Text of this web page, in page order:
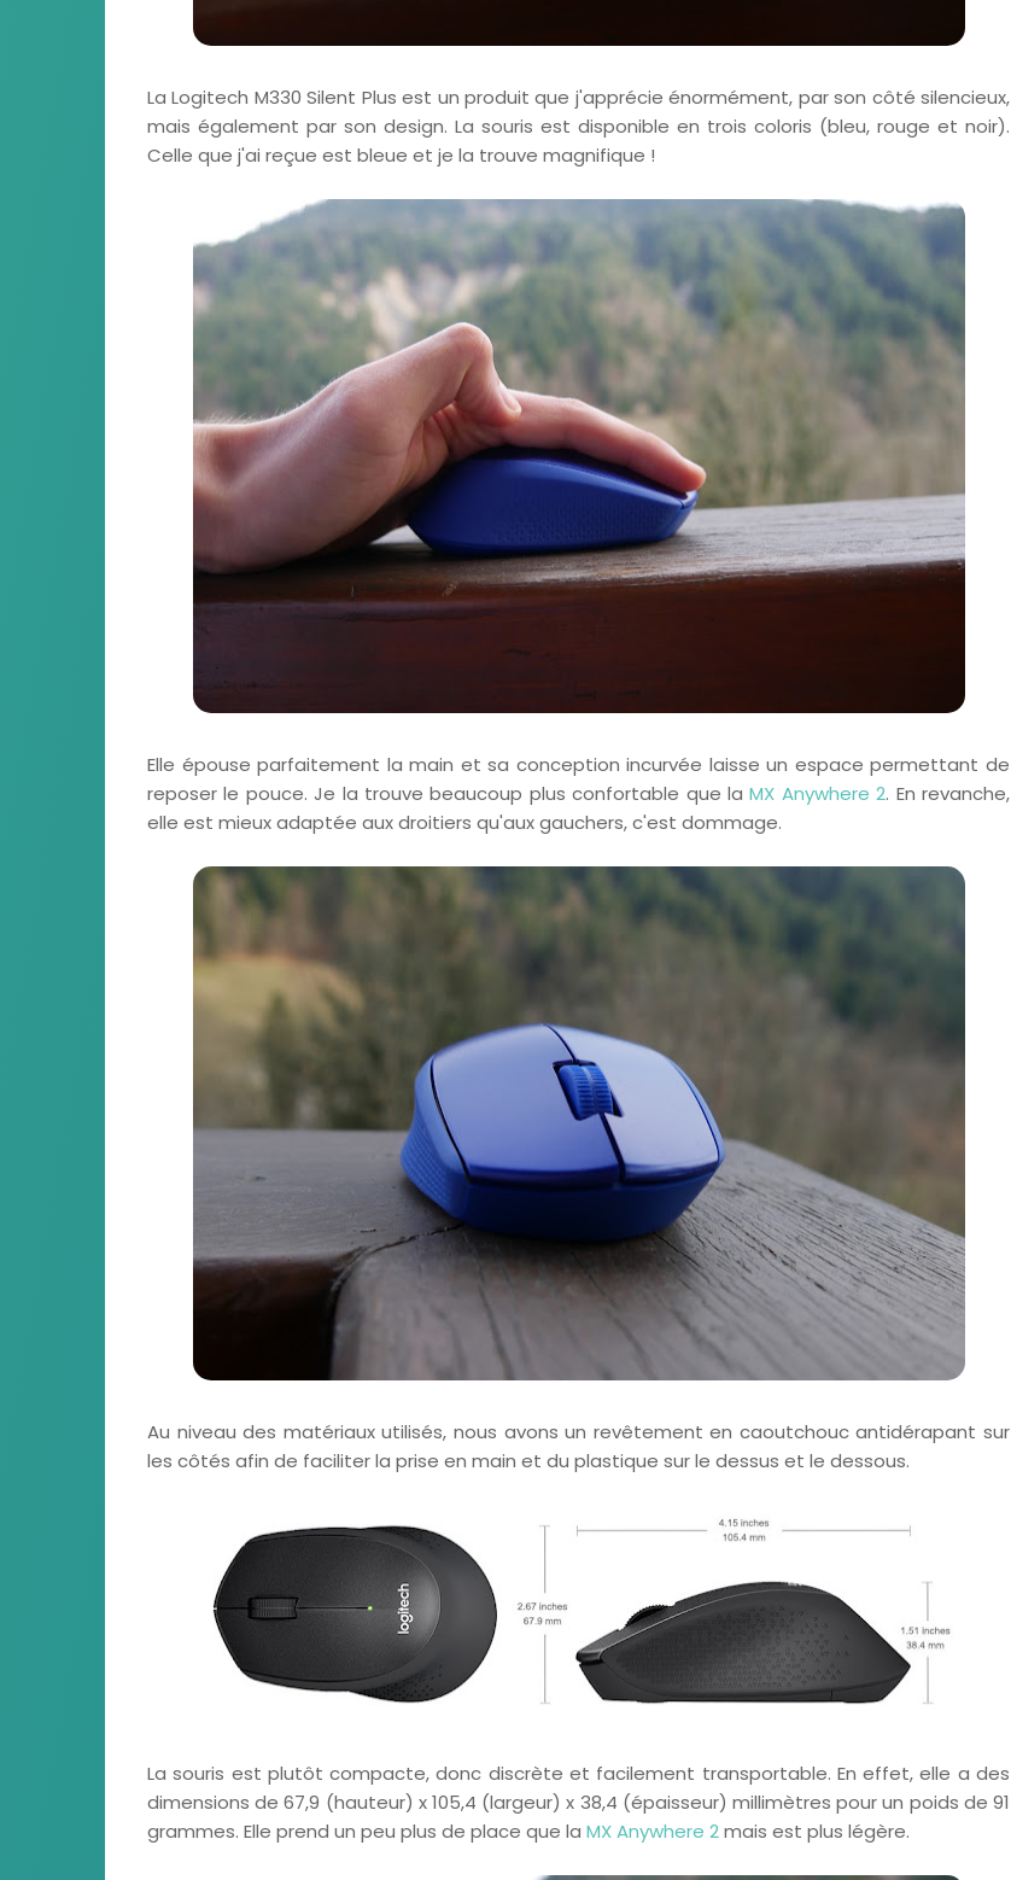
La Logitech M330 Silent Plus est un produit que j'apprécie énormément, par son côté silencieux,
mais également par son design. La souris est disponible en trois coloris (bleu, rouge et noir).
Celle que j'ai reçue est bleue et je la trouve magnifique !
Elle épouse parfaitement la main et sa conception incurvée laisse un espace permettant de
reposer le pouce. Je la trouve beaucoup plus confortable que laMX Anywhere 2. En revanche,
elle est mieux adaptée aux droitiers qu'aux gauchers, c'est dommage.
Au niveau des matériaux utilisés, nous avons un revêtement en caoutchouc antidérapant sur
les côtés afin de faciliter la prise en main et du plastique sur le dessus et le dessous.
La souris est plutôt compacte, donc discrète et facilement transportable. En effet, elle a des
dimensions de 67,9 (hauteur) x 105,4 (largeur) x 38,4 (épaisseur) millimètres pour un poids de 91
grammes. Elle prend un peu plus de place que la MX Anywhere 2mais est plus légère.